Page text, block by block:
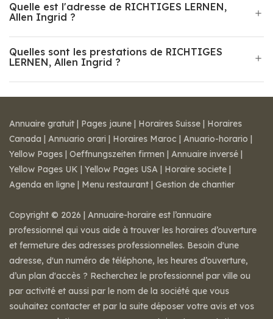
Quelle est l'adresse de RICHTIGES LERNEN,
Allen Ingrid ?
Quelles sont les prestations de RICHTIGES
LERNEN, Allen Ingrid ?
Annuaire gratuit | Pages jaune | Horaires Suisse | Horaires
Canada | Annuario orari | Horaires Maroc | Anuario-horario |
Yellow Pages | Oeffnungszeiten firmen | Annuaire inversé |
Yellow Pages UK | Yellow Pages USA | Horaire societe |
Agenda en ligne | Menu restaurant | Gestion de chantier
Copyright © 2026 | Annuaire-horaire est l’annuaire
professionnel qui vous aide à trouver les horaires d’ouverture
et fermeture des adresses professionnelles. Besoin d'une
adresse, d'un numéro de téléphone, les heures d’ouverture,
d’un plan d'accès ? Recherchez le professionnel par ville ou
par activité et aussi par le nom de la société que vous
souhaitez contacter et par la suite déposer votre avis et vos